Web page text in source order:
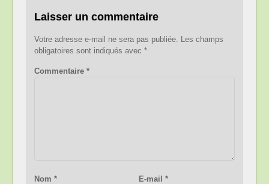
Laisser un commentaire
Votre adresse e-mail ne sera pas publiée. Les champs
obligatoires sont indiqués avec*
Commentaire*
Nom* E-mail *